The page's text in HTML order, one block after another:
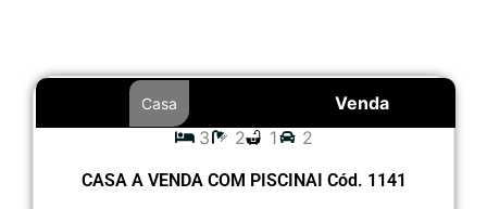
Venda
Casa
3 2 1 2
CASA A VENDA COM PISCINAI Cód. 1141